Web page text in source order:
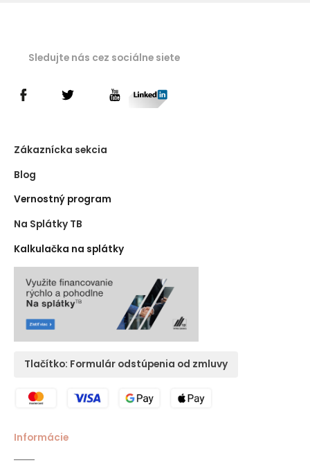
Sledujte nás cez sociálne siete
Zákaznícka sekcia
Blog
Vernostný program
Na Splátky TB
Kalkulačka na splátky
Tlačítko: Formulár odstúpenia od zmluvy
Informácie